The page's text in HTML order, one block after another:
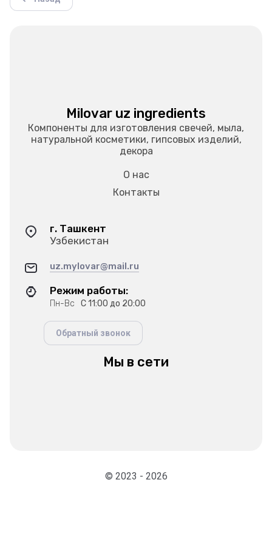
Milovar uz ingredients
Компоненты для изготовления свечей, мыла,
натуральной косметики, гипсовых изделий,
декора
О нас
Контакты
г. Ташкент
Узбекистан
uz.mylovar@mail.ru
Режим работы:
Пн-Вс С 11:00 до 20:00
Обратный звонок
Мы в сети
© 2023 - 2026